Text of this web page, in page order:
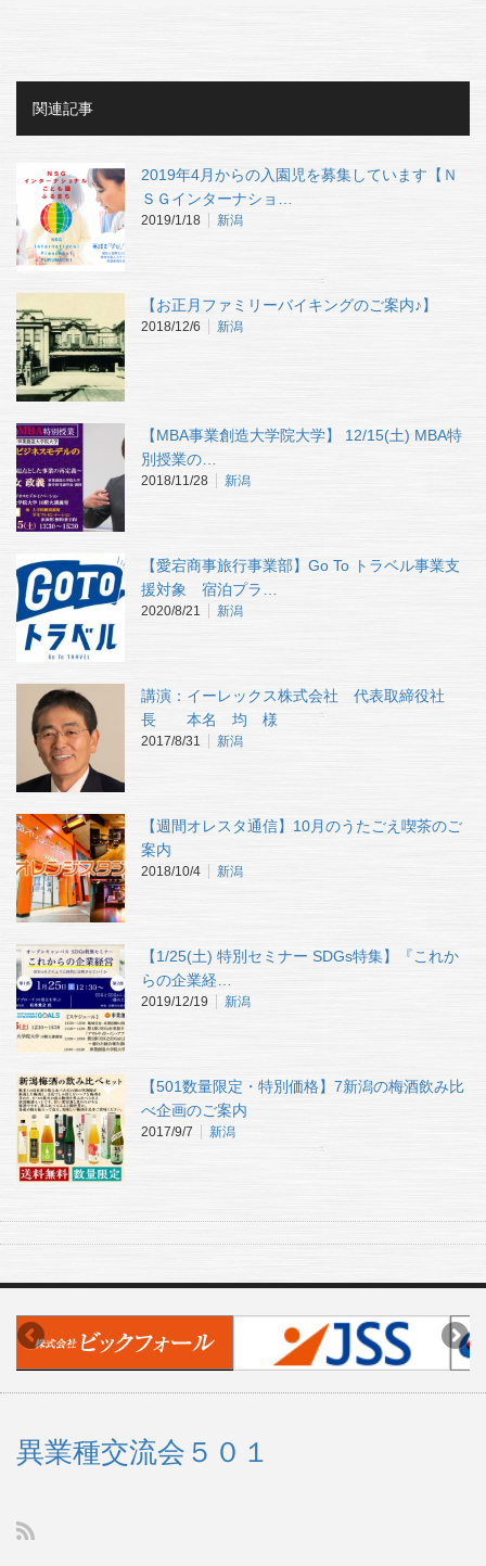
関連記事
2019年4月からの入園児を募集しています【Ｎ
ＳＧインターナショ…
2019/1/18 新潟
【お正月ファミリーバイキングのご案内♪】
2018/12/6 新潟
【MBA事業創造大学院大学】 12/15(土) MBA特
別授業の…
2018/11/28 新潟
【愛宕商事旅行事業部】Go To トラベル事業支
援対象 宿泊プラ…
2020/8/21 新潟
講演：イーレックス株式会社 代表取締役社
長 本名 均 様
2017/8/31 新潟
【週間オレスタ通信】10月のうたごえ喫茶のご
案内
2018/10/4 新潟
【1/25(土) 特別セミナー SDGs特集】『これか
らの企業経…
2019/12/19 新潟
【501数量限定・特別価格】7新潟の梅酒飲み比
べ企画のご案内
2017/9/7 新潟
異業種交流会５０１